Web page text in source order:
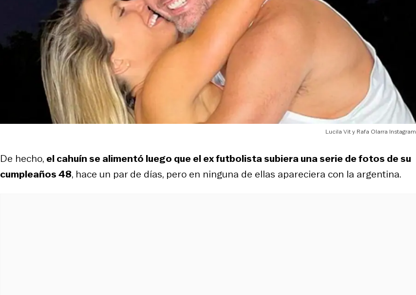
Lucila Vit y Rafa Olarra Instagram
De hecho, el cahuín se alimentó luego que el ex futbolista subiera una serie de fotos de su
cumpleaños 48, hace un par de días, pero en ninguna de ellas apareciera con la argentina.